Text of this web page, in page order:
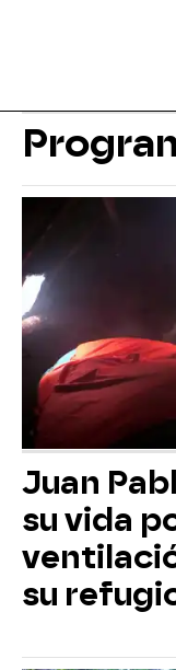
Juan
su vida
su